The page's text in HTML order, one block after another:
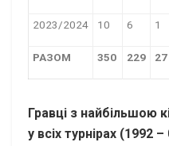
2023/2024 10 6 1
РАЗОМ 350 229 27
Гравці з найбільшою
у всіх турнірах (1992 –